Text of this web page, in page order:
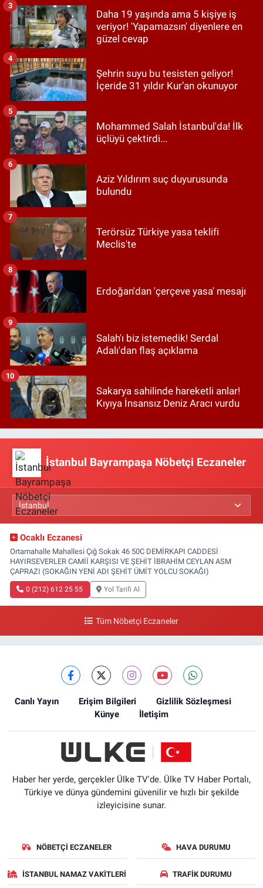
Daha 19 yaşında ama 5 kişiye iş
veriyor! 'Yapamazsın' diyenlere en
güzel cevap
3
Şehrin suyu bu tesisten geliyor!
İçeride 31 yıldır Kur’an okunuyor
4
Mohammed Salah İstanbul'da! İlk
üçlüyü çektirdi...
5
Aziz Yıldırım suç duyurusunda
bulundu
6
Terörsüz Türkiye yasa teklifi
Meclis'te
7
Erdoğan'dan 'çerçeve yasa' mesajı
8
Salah'ı biz istemedik! Serdal
Adalı'dan flaş açıklama
9
Sakarya sahilinde hareketli anlar!
Kıyıya İnsansız Deniz Aracı vurdu
10
İstanbul Bayrampaşa Nöbetçi Eczaneler
Ocaklı Eczanesi
Ortamahalle Mahallesi Çığ Sokak 46 50C DEMİRKAPI CADDESİ
HAYIRSEVERLER CAMİİ KARŞISI VE ŞEHİT İBRAHİM CEYLAN ASM
ÇAPRAZI (SOKAĞIN YENİ ADI ŞEHİT ÜMİT YOLCU SOKAĞI)
0 (212) 612 25 55 Yol Tarifi Al
Tüm Nöbetçi Eczaneler
Canlı Yayın Erişim Bilgileri
Gizlilik Sözleşmesi
Künye
İletişim
Haber her yerde, gerçekler Ülke TV'de. Ülke TV Haber Portalı,
Türkiye ve dünya gündemini güvenilir ve hızlı bir şekilde
izleyicisine sunar.
NÖBETÇI ECZANELER HAVA DURUMU
İSTANBUL NAMAZ VAKITLERI TRAFIK DURUMU